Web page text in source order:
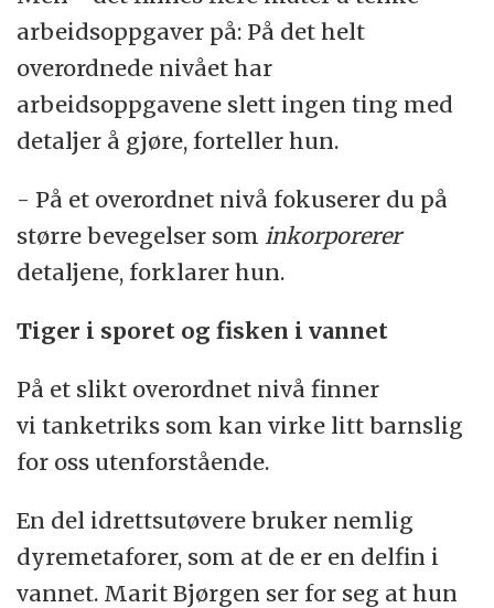
arbeidsoppgaver på: På det helt
overordnede nivået har
arbeidsoppgavene slett ingen ting med
detaljer å gjøre, forteller hun.
- På et overordnet nivå fokuserer du på
større bevegelser sominkorporerer
detaljene, forklarer hun.
Tiger i sporet og fisken i vannet
På et slikt overordnet nivå finner
vi tanketriks som kan virke litt barnslig
for oss utenforstående.
En del idrettsutøvere bruker nemlig
dyremetaforer, som at de er en delfin i
vannet. Marit Bjørgen ser for seg at hun